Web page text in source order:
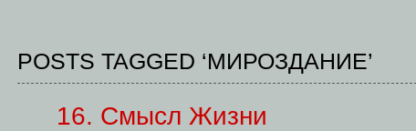
POSTS TAGGED ‘МИРОЗДАНИЕ’
16. Смысл Жизни